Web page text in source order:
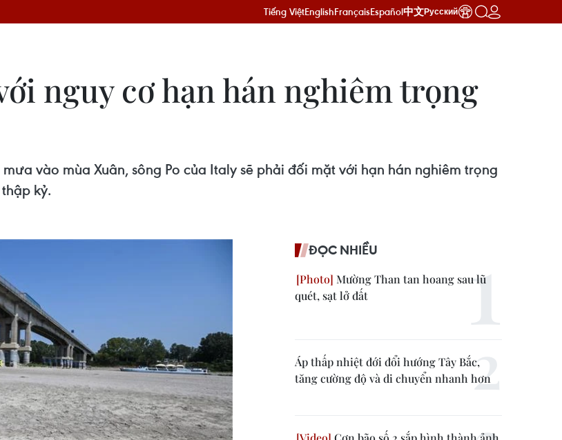
Tiếng ViệtEnglishFrançaisEspañol中文Русский
nguy cơ hạn hán nghiêm trọng
vào mùa Xuân, sông Po của Italy sẽ phải đối mặt với hạn hán nghiêm trọng
kỷ.
ĐỌC NHIỀU
Mường Than tan hoang sau lũ
quét, sạt lở đất
Áp thấp nhiệt đới đổi hướng Tây Bắc,
tăng cường độ và di chuyển nhanh hơn